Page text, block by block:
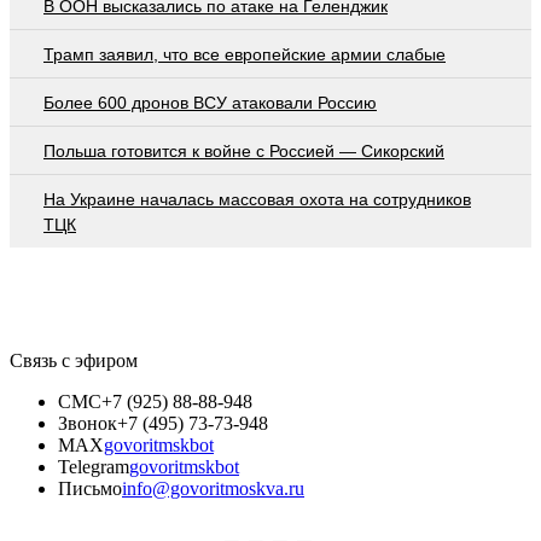
В ООН высказались по атаке на Геленджик
Трамп заявил, что все европейские армии слабые
Более 600 дронов ВСУ атаковали Россию
Польша готовится к войне с Россией — Сикорский
На Украине началась массовая охота на сотрудников
ТЦК
Связь с эфиром
СМС+7 (925) 88-88-948
Звонок+7 (495) 73-73-948
MAXgovoritmskbot
Telegramgovoritmskbot
Письмоinfo@govoritmoskva.ru